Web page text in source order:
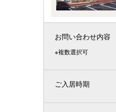
お問い合わせ内容
※複数選択可
ご入居時期